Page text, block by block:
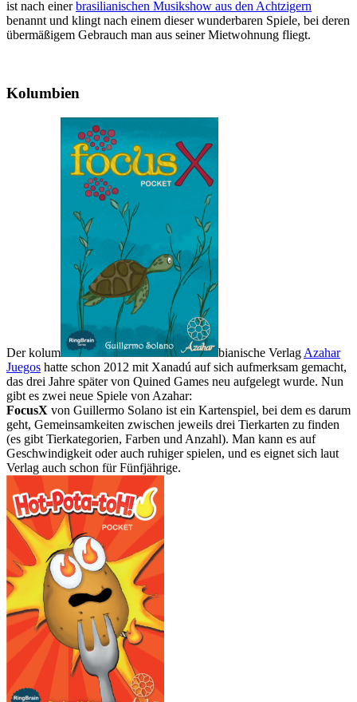
ist nach einerbrasilianischen Musikshow aus den Achtzigern
benannt und klingt nach einem dieser wunderbaren Spiele, bei deren
übermäßigem Gebrauch man aus seiner Mietwohnung fliegt.
Kolumbien
Der kolum bianische Verlag Azahar
Juegos hatte schon 2012 mit Xanadú auf sich aufmerksam gemacht,
das drei Jahre später von Quined Games neu aufgelegt wurde. Nun
gibt es zwei neue Spiele von Azahar:
FocusX von Guillermo Solano ist ein Kartenspiel, bei dem es darum
geht, Gemeinsamkeiten zwischen jeweils drei Tierkarten zu finden
(es gibt Tierkategorien, Farben und Anzahl). Man kann es auf
Geschwindigkeit oder auch ruhiger spielen, und es eignet sich laut
Verlag auch schon für Fünfjährige.